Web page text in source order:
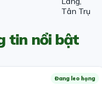
tin nổi bật
Đang leo hạng